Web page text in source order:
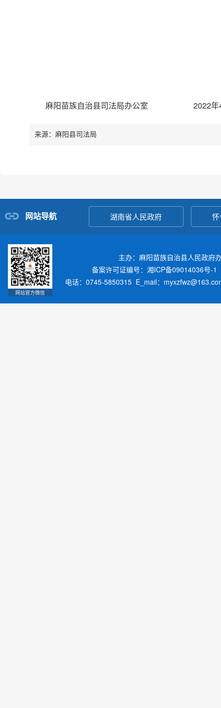
麻阳苗族自治县司法局办公室 2022年4
来源：麻阳县司法局
网站导航 湖南省人民政府
网站官方微信
主办：麻阳苗族自治县人民政
备案许可证编号：湘ICP备09014036号-1
电话：0745-5850315 E_mail：